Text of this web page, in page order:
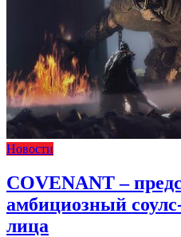
Новости
COVENANT –
амбициозный
лица